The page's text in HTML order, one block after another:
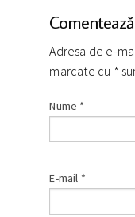
Comentează
Adresa de e-
marcate cu *
Nume *
E-mail *